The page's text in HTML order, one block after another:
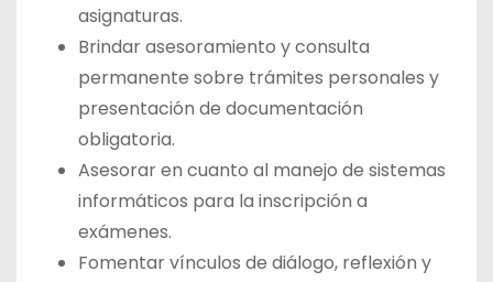
asignaturas.
Brindar asesoramiento y consulta
permanente sobre trámites personales y
presentación de documentación
obligatoria.
Asesorar en cuanto al manejo de sistemas
informáticos para la inscripción a
exámenes.
Fomentar vínculos de diálogo, reflexión y